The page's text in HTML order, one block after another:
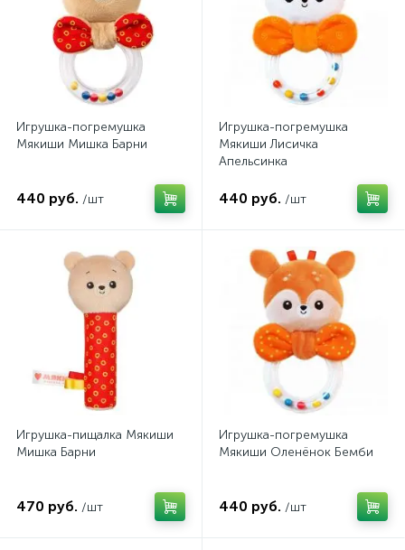
Игрушка-погремушка
Мякиши Мишка Барни
440 руб. /шт
Игрушка-погремушка
Мякиши Лисичка
Апельсинка
440 руб. /шт
Игрушка-пищалка Мякиши
Мишка Барни
470 руб. /шт
Игрушка-погремушка
Мякиши Оленёнок Бемби
440 руб. /шт